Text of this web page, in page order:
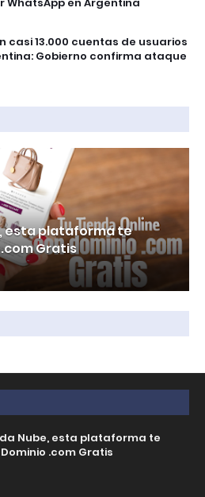
casi 13.000 cuentas de usuarios
Gobierno confirma ataque
esta plataforma te
Gratis
Nube, esta plataforma te
.com Gratis